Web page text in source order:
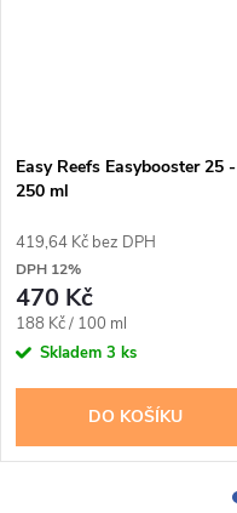
Easy Reefs Easybooster 25 -
250 ml
419,64 Kč bez DPH
DPH 12%
470 Kč
Měrná
cena:
188 Kč / 100 ml
Skladem 3 ks
DO KOŠÍKU